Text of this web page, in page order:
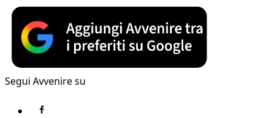
Segui Avvenire su